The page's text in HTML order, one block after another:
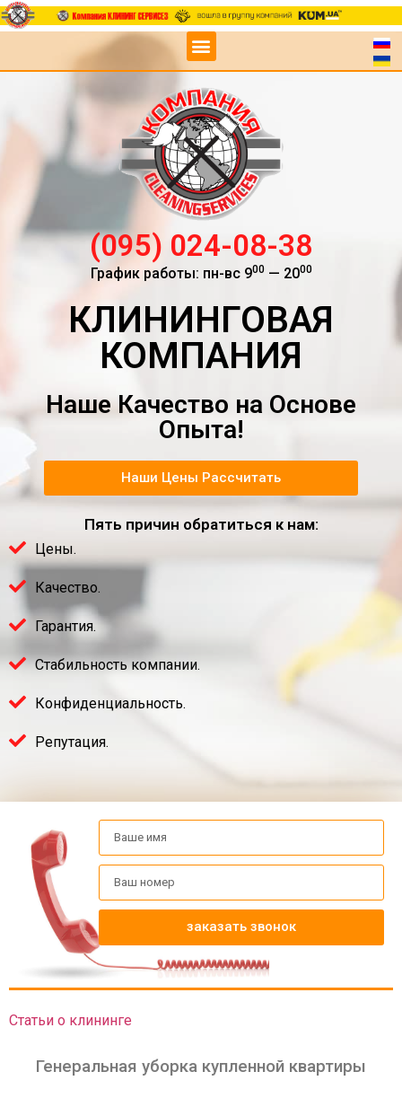
(095) 024-08-38
График работы: пн-вс 900— 2000
КЛИНИНГОВАЯ
КОМПАНИЯ
Наше Качество на Основе
Опыта!
Наши Цены Рассчитать
Пять причин обратиться к нам:
Цены.
Качество.
Гарантия.
Стабильность компании.
Конфиденциальность.
Репутация.
заказать звонок
Статьи о клининге
Генеральная уборка купленной квартиры